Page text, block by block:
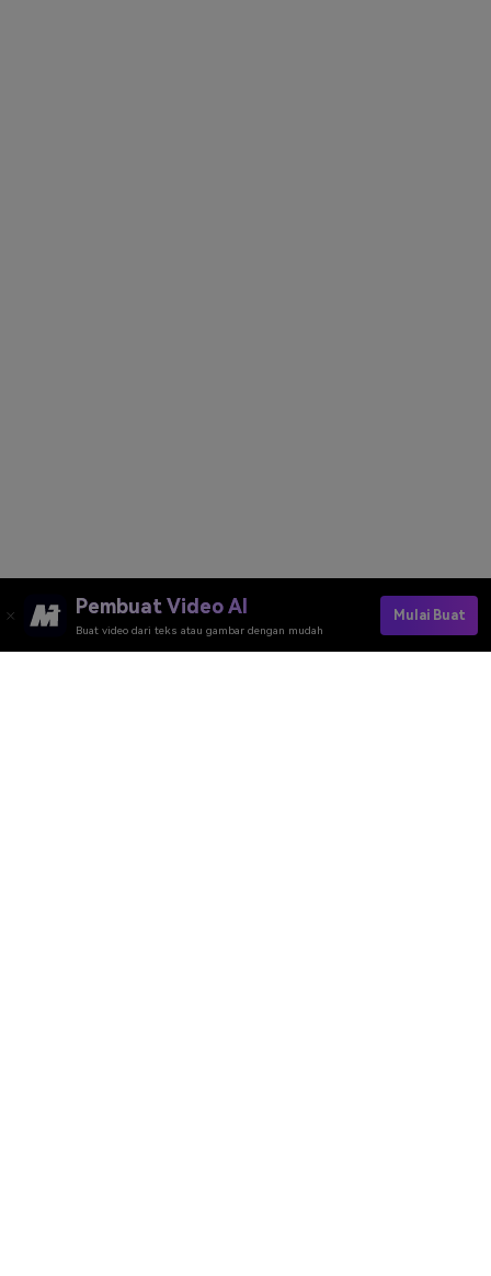
Pembuat Video AI
Buat video dari teks atau gambar dengan mudah
Mulai Buat